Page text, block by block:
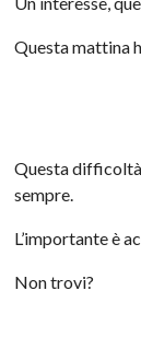
Questa mattina
Questa difficoltà
sempre.
L’importante è
Non trovi?